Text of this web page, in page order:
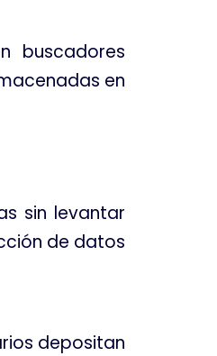
buscadores
en
sin levantar
de datos
depositan